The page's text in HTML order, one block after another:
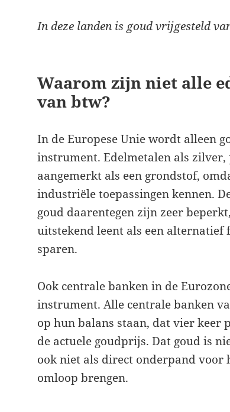
In deze landen is goud vrijgesteld
Waarom zijn niet alle
van btw?
In de Europese Unie wordt alleen
instrument. Edelmetalen als
aangemerkt als een grondstof,
industriële toepassingen kennen.
goud daarentegen zijn zeer
uitstekend leent als een
sparen.
Ook centrale banken in de
instrument. Alle centrale banken
op hun balans staan, dat vier keer
de actuele goudprijs. Dat goud is
ook niet als direct onderpand voor
omloop brengen.